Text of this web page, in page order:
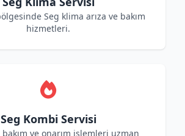
Seg klima arıza ve bakım
hizmetleri.
Seg Kombi Servisi
ve onarım işlemleri uzman